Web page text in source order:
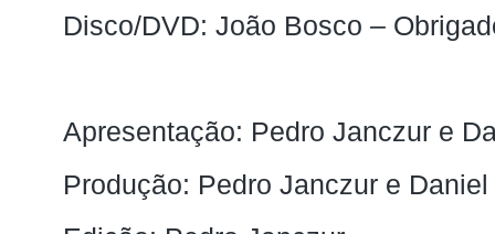
Disco/DVD: João Bosco –
Apresentação: Pedro Janczur e
Produção: Pedro Janczur e